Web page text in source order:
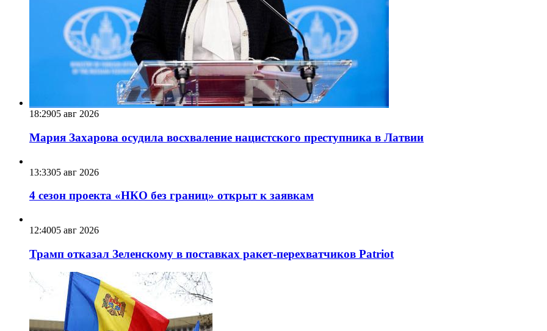
18:2905 авг 2026
Мария Захарова осудила восхваление нацистского преступника в Латвии
13:3305 авг 2026
4 сезон проекта «НКО без границ» открыт к заявкам
12:4005 авг 2026
Трамп отказал Зеленскому в поставках ракет-перехватчиков Patriot